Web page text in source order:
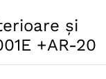
şi
+AR-20